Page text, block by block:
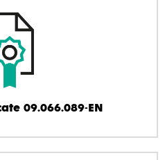
09.066.089-EN